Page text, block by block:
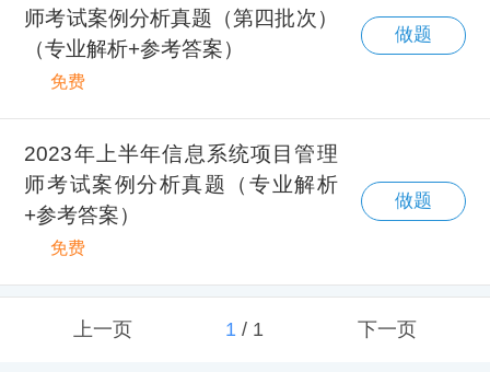
师考试案例分析真题（第四批次）
（专业解析+参考答案）
免费
做题
2023年上半年信息系统项目管理
师考试案例分析真题（专业解析
+参考答案）
免费
做题
上一页 1/ 1 下一页